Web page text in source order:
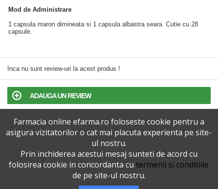
Mod de Administrare
1 capsula maron dimineata si 1 capsula albastra seara. Cutie cu 28
capsule.
Inca nu sunt review-uri la acest produs !
ADAUGA UN REVIEW
TERMENI SI CONDITII
POLITICA DE CONFIDENTIALITATE
VERSIUNEA DESKTOP
Farmacia online efarma.ro foloseste cookie pentru a
asigura vizitatorilor o cat mai placuta experienta pe site-
ul nostru.
Prin inchiderea acestui mesaj sunteti de acord cu
folosirea cookie in concordanta cu termenii si conditiile
de pe site-ul nostru.